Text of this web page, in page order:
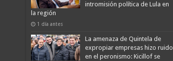
intromisión política de Lula en
la región
1 día antes
La amenaza de Quintela de
expropiar empresas hizo ruido
en el peronismo: Kicillof se